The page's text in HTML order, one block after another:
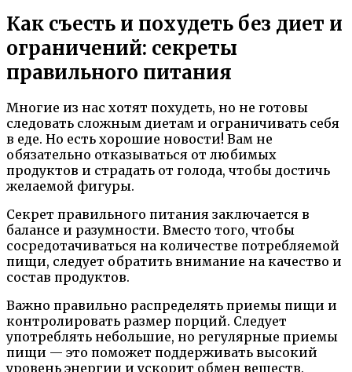
Как съесть и похудеть без диет и
ограничений: секреты
правильного питания
Многие из нас хотят похудеть, но не готовы
следовать сложным диетам и ограничивать себя
в еде. Но есть хорошие новости! Вам не
обязательно отказываться от любимых
продуктов и страдать от голода, чтобы достичь
желаемой фигуры.
Секрет правильного питания заключается в
балансе и разумности. Вместо того, чтобы
сосредотачиваться на количестве потребляемой
пищи, следует обратить внимание на качество и
состав продуктов.
Важно правильно распределять приемы пищи и
контролировать размер порций. Следует
употреблять небольшие, но регулярные приемы
пищи — это поможет поддерживать высокий
уровень энергии и ускорит обмен веществ.